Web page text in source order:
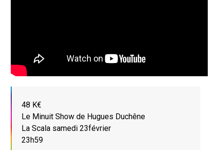
48 K€
Le Minuit Show de Hugues Duchêne
La Scala samedi 23février
23h59